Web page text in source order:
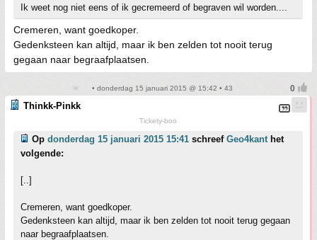
Ik weet nog niet eens of ik gecremeerd of begraven wil worden....
Cremeren, want goedkoper.
Gedenksteen kan altijd, maar ik ben zelden tot nooit terug
gegaan naar begraafplaatsen.
• donderdag 15 januari 2015 @ 15:42 • 43
Thinkk-Pinkk
Tickety-boo
Op donderdag 15 januari 2015 15:41 schreef Geo4kant het
volgende:
[..]
Cremeren, want goedkoper.
Gedenksteen kan altijd, maar ik ben zelden tot nooit terug gegaan
naar begraafplaatsen.